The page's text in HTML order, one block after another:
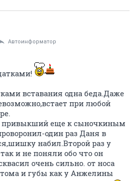
Автоинформатор
вставания одна беда.Даже
при любой
привыкший еще к сыночкиным
один раз Даня в
набил.Второй раз у
и не поняли обо что он
очень сильно. от носа
и губы как у Анжелины